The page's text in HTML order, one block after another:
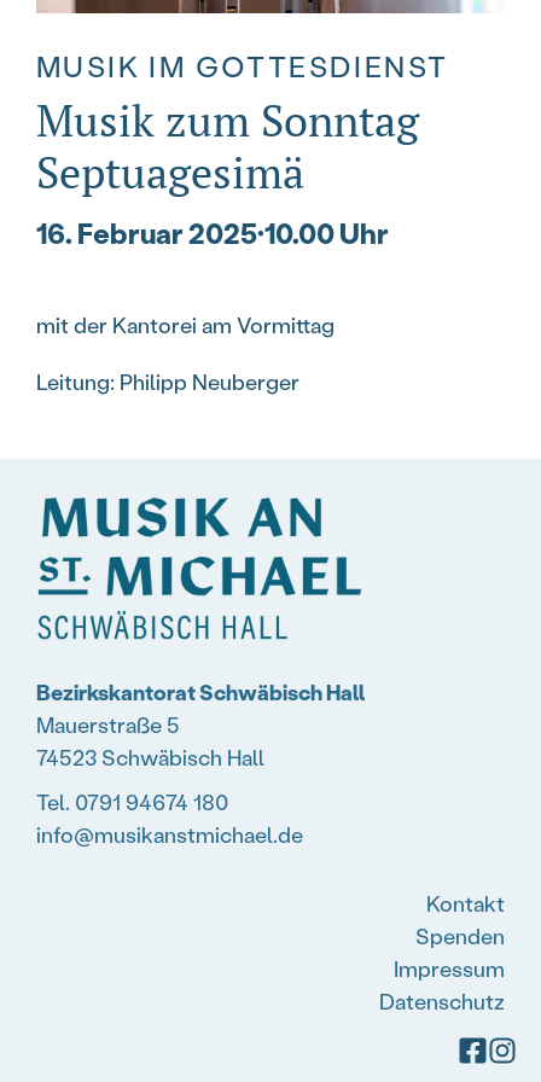
MUSIK IM GOTTESDIENST
Musik zum Sonntag
Septuagesimä
16. Februar 2025·10.00 Uhr
mit der Kantorei am Vormittag
Leitung: Philipp Neuberger
Bezirkskantorat Schwäbisch Hall
Mauerstraße 5
74523 Schwäbisch Hall
Tel. 0791 94674 180
info@musikanstmichael.de
Kontakt
Spenden
Impressum
Datenschutz